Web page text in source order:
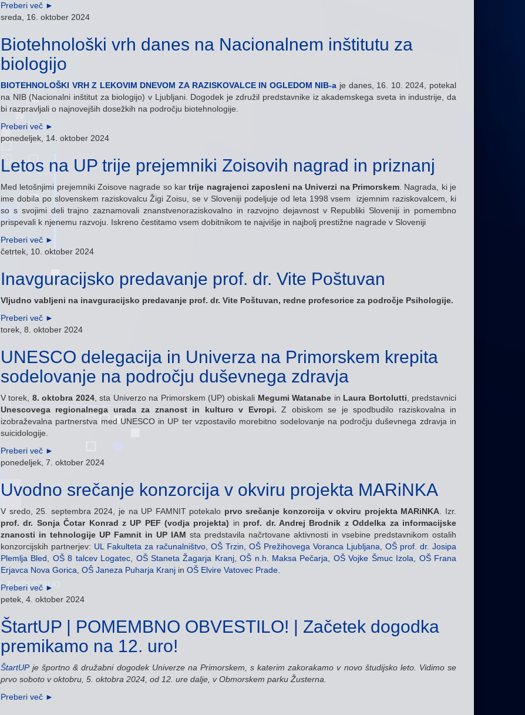
Preberi več ►
sreda, 16. oktober 2024
Biotehnološki vrh danes na Nacionalnem inštitutu za
biologijo
BIOTEHNOLOŠKI VRH Z LEKOVIM DNEVOM ZA RAZISKOVALCE IN OGLEDOM NIB-a je danes, 16. 10. 2024, potekal
na NIB (Nacionalni inštitut za biologijo) v Ljubljani. Dogodek je združil predstavnike iz akademskega sveta in industrije, da
bi razpravljali o najnovejših dosežkih na področju biotehnologije.
Preberi več ►
ponedeljek, 14. oktober 2024
Letos na UP trije prejemniki Zoisovih nagrad in priznanj
Med letošnjimi prejemniki Zoisove nagrade so kartrije nagrajenci zaposleni na Univerzi na Primorskem . Nagrada, ki je
ime dobila po slovenskem raziskovalcu Žigi Zoisu, se v Sloveniji podeljuje od leta 1998 vsem izjemnim raziskovalcem, ki
so s svojimi deli trajno zaznamovali znanstvenoraziskovalno in razvojno dejavnost v Republiki Sloveniji in pomembno
prispevali k njenemu razvoju. Iskreno čestitamo vsem dobitnikom te najvišje in najbolj prestižne nagrade v Sloveniji
Preberi več ►
četrtek, 10. oktober 2024
Inavguracijsko predavanje prof. dr. Vite Poštuvan
Vljudno vabljeni na inavguracijsko predavanje prof. dr. Vite Poštuvan, redne profesorice za področje Psihologije.
Preberi več ►
torek, 8. oktober 2024
UNESCO delegacija in Univerza na Primorskem krepita
sodelovanje na področju duševnega zdravja
V torek, 8. oktobra 2024, sta Univerzo na Primorskem (UP) obiskali Megumi Watanabe in Laura Bortolutti , predstavnici
Unescovega regionalnega urada za znanost in kulturo v Evropi.Z obiskom se je spodbudilo raziskovalna in
izobraževalna partnerstva med UNESCO in UP ter vzpostavilo morebitno sodelovanje na področju duševnega zdravja in
suicidologije.
Preberi več ►
ponedeljek, 7. oktober 2024
Uvodno srečanje konzorcija v okviru projekta MARiNKA
V sredo, 25. septembra 2024, je na UP FAMNIT potekalo prvo srečanje konzorcija v okviru projekta MARiNKA . Izr.
prof. dr. Sonja Čotar Konrad z UP PEF (vodja projekta) in prof. dr. Andrej Brodnik z Oddelka za informacijske
znanosti in tehnologije UP Famnit in UP IAM sta predstavila načrtovane aktivnosti in vsebine predstavnikom ostalih
konzorcijskih partnerjev: UL Fakulteta za računalništvo OŠ Trzin, OŠ Prežihovega Voranca Ljubljana
OŠ prof. dr. Josipa
Plemlja Bled
OŠ 8 talcev Logatec, OŠ Staneta Žagarja Kranj,OŠ n.h. Maksa Pečarja OŠ Vojke Šmuc Izola
OŠ Frana
Erjavca Nova Gorica OŠ Janeza Puharja Kranj in OŠ Elvire Vatovec Prade.
Preberi več ►
petek, 4. oktober 2024
ŠtartUP | POMEMBNO OBVESTILO! | Začetek dogodka
premikamo na 12. uro!
ŠtartUPje športno & družabni dogodek Univerze na Primorskem, s katerim zakorakamo v novo študijsko leto. Vidimo se
prvo soboto v oktobru, 5. oktobra 2024, od 12. ure dalje, v Obmorskem parku Žusterna.
Preberi več ►